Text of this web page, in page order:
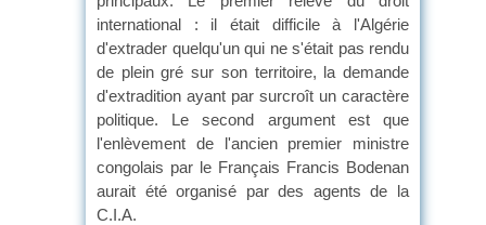
international : il était difficile à l'Algérie
d'extrader quelqu'un qui ne s'était pas rendu
de plein gré sur son territoire, la demande
d'extradition ayant par surcroît un caractère
politique. Le second argument est que
l'enlèvement de l'ancien premier ministre
congolais par le Français Francis Bodenan
aurait été organisé par des agents de la
C.I.A.